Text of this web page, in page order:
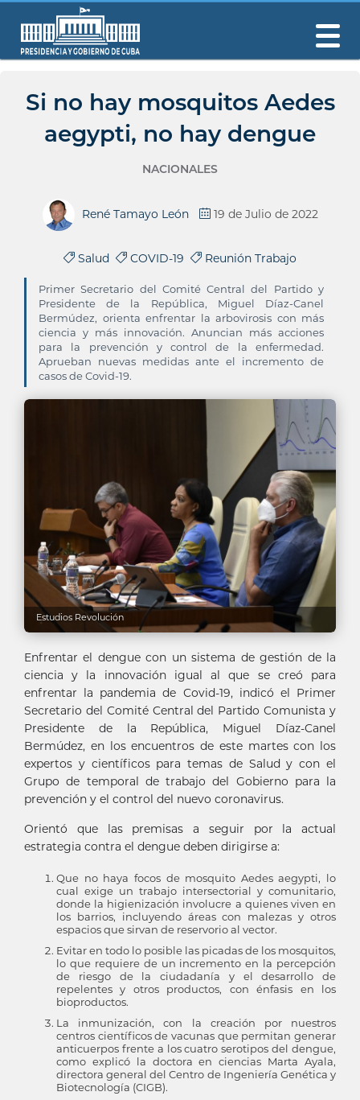
Si no hay mosquitos Aedes
aegypti, no hay dengue
NACIONALES
René Tamayo León 19 de Julio de 2022
Salud COVID-19 Reunión Trabajo
Primer Secretario del Comité Central del Partido y
Presidente de la República, Miguel Díaz-Canel
Bermúdez, orienta enfrentar la arbovirosis con más
ciencia y más innovación. Anuncian más acciones
para la prevención y control de la enfermedad.
Aprueban nuevas medidas ante el incremento de
casos de Covid-19.
Estudios Revolución
Enfrentar el dengue con un sistema de gestión de la
ciencia y la innovación igual al que se creó para
enfrentar la pandemia de Covid-19, indicó el Primer
Secretario del Comité Central del Partido Comunista y
Presidente de la República, Miguel Díaz-Canel
Bermúdez, en los encuentros de este martes con los
expertos y científicos para temas de Salud y con el
Grupo de temporal de trabajo del Gobierno para la
prevención y el control del nuevo coronavirus.
Orientó que las premisas a seguir por la actual
estrategia contra el dengue deben dirigirse a:
Que no haya focos de mosquito Aedes aegypti, lo
cual exige un trabajo intersectorial y comunitario,
donde la higienización involucre a quienes viven en
los barrios, incluyendo áreas con malezas y otros
espacios que sirvan de reservorio al vector.
Evitar en todo lo posible las picadas de los mosquitos,
lo que requiere de un incremento en la percepción
de riesgo de la ciudadanía y el desarrollo de
repelentes y otros productos, con énfasis en los
bioproductos.
La inmunización, con la creación por nuestros
centros científicos de vacunas que permitan generar
anticuerpos frente a los cuatro serotipos del dengue,
como explicó la doctora en ciencias Marta Ayala,
directora general del Centro de Ingeniería Genética y
Biotecnología (CIGB).